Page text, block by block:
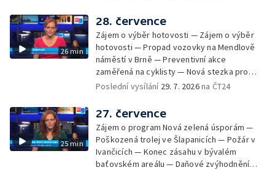
bývalého nákupního domu Letná — Končí 52.
ročník Letní filmové školy — 3. ročník
komunitní akce Stůl ve středu — Cesta na
podporu paliativní péče
26 min
28. července
Zájem o výběr hotovosti — Zájem o výběr
hotovosti — Propad vozovky na Mendlově
náměstí v Brně — Preventivní akce
zaměřená na cyklisty — Nová stezka pro
cyklisty na Zlínsku — Letecká linka mezi
pozorovat zatmění Slunce — Den AČFK na
Letní filmové škole — Milan Uhde slaví 90 let
— Rekonstrukce vojenského srubu
Poslední vysílání 29. 7. 2026na ČT24
25 min
27. července
Zájem o program Nová zelená úsporám —
Poškozená trolej ve Šlapanicích — Požár v
Ivančicích — Konec zásahu v bývalém
baťovském areálu — Daňové zvýhodnění